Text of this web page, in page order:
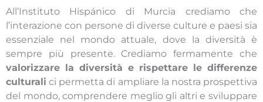
All’Instituto Hispánico di Murcia crediamo che
l’interazione con persone di diverse culture e paesi sia
essenziale nel mondo attuale, dove la diversità è
sempre più presente. Crediamo fermamente che
valorizzare la diversità e rispettare le differenze
culturali ci permetta di ampliare la nostra prospettiva
del mondo, comprendere meglio gli altri e sviluppare